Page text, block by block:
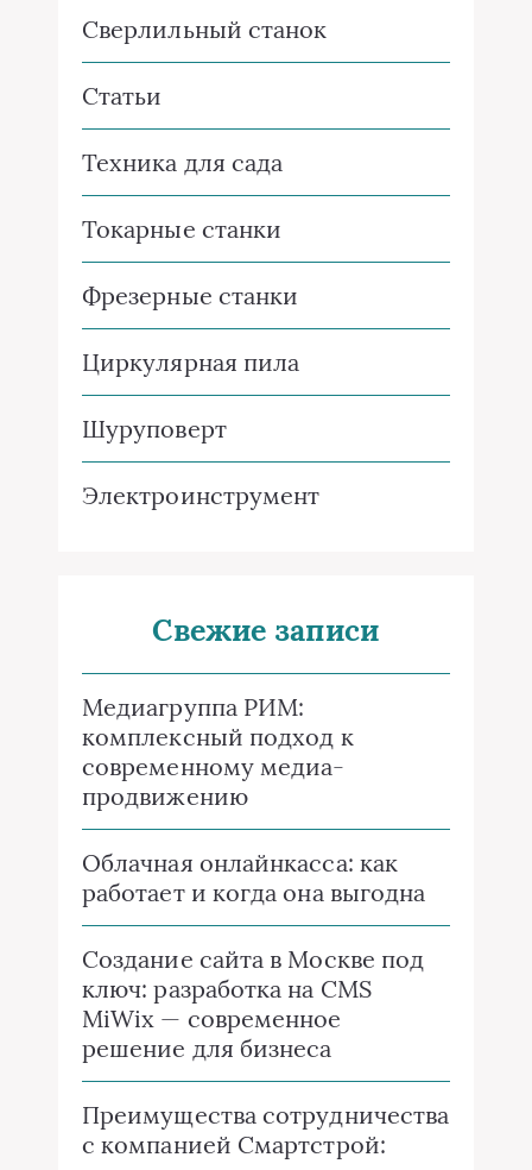
Сверлильный станок
Статьи
Техника для сада
Токарные станки
Фрезерные станки
Циркулярная пила
Шуруповерт
Электроинструмент
Свежие записи
Медиагруппа РИМ:
комплексный подход к
современному медиа-
продвижению
Облачная онлайнкасса: как
работает и когда она выгодна
Создание сайта в Москве под
ключ: разработка на CMS
MiWix — современное
решение для бизнеса
Преимущества сотрудничества
с компанией Смартстрой: